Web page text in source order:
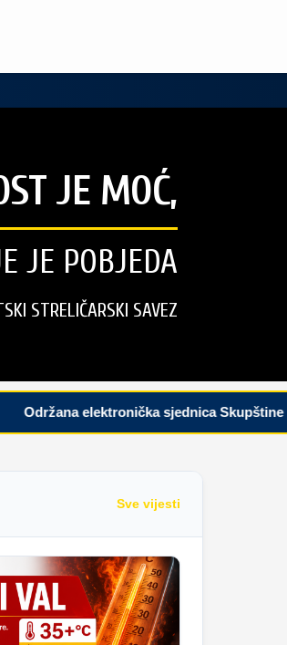
JE MOĆ,
JE POBJEDA
STRELIČARSKI SAVEZ
elektronička sjednica Skupštine
Sve vijesti